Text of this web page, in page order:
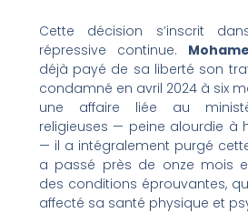
Cette décision s’inscrit
répressive continue.
déjà payé de sa liberté son
condamné en avril 2024 à six
une affaire liée au
religieuses — peine alourdie à
— il a intégralement purgé
a passé près de onze mois
des conditions éprouvantes,
affecté sa santé physique et